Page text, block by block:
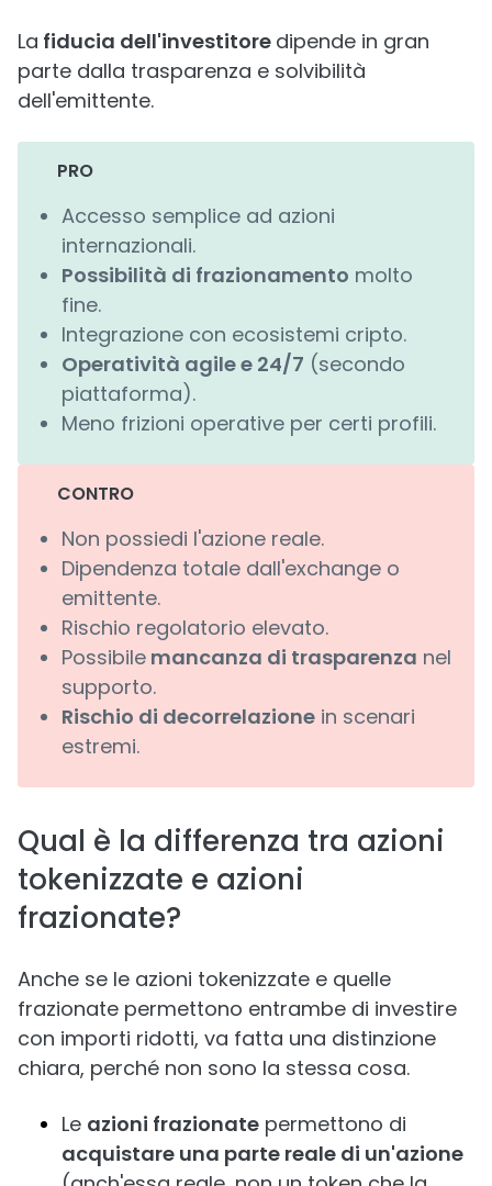
La fiducia dell'investitore dipende in gran
parte dalla trasparenza e solvibilità
dell'emittente.
PRO
Accesso semplice ad azioni
internazionali.
Possibilità di frazionamento molto
fine.
Integrazione con ecosistemi cripto.
Operatività agile e 24/7 (secondo
piattaforma).
Meno frizioni operative per certi profili.
CONTRO
Non possiedi l'azione reale.
Dipendenza totale dall'exchange o
emittente.
Rischio regolatorio elevato.
Possibile mancanza di trasparenza nel
supporto.
Rischio di decorrelazione in scenari
estremi.
Qual è la differenza tra azioni
tokenizzate e azioni
frazionate?
Anche se le azioni tokenizzate e quelle
frazionate permettono entrambe di investire
con importi ridotti, va fatta una distinzione
chiara, perché non sono la stessa cosa.
Le azioni frazionate permettono di
acquistare una parte reale di un'azione